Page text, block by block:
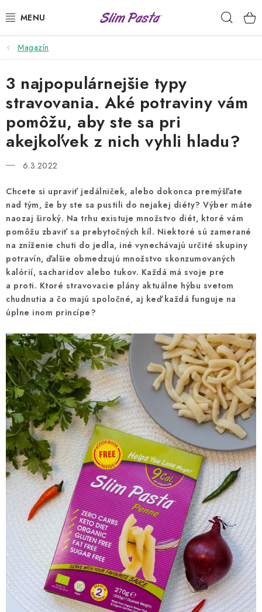
na
PRÍLOHY
HOTOVÉ JEDLÁ
DRESINGY
VÝHODNÉ BALÍČKY
USUI
DIÉTNE PLÁNY
RECEPTY
MAGAZÍN
KONTAKTY
DARČEKOVÉ POUKAZY
SLIM PASTA
Čo je Slim Pasta Naši ambasádori Vernostný program
Magazín
3 najpopulárnejšie typy
stravovania. Aké potraviny vám
pomôžu, aby ste sa pri
akejkoľvek z nich vyhli hladu?
6.3.2022
Chcete si upraviť jedálniček, alebo dokonca premýšľate
nad tým, že by ste sa pustili do nejakej diéty? Výber máte
naozaj široký. Na trhu existuje množstvo diét, ktoré vám
pomôžu zbaviť sa prebytočných kíl. Niektoré sú zamerané
na zníženie chuti do jedla, iné vynechávajú určité skupiny
potravín, ďalšie obmedzujú množstvo skonzumovaných
kalórií, sacharidov alebo tukov. Každá má svoje pre
a proti. Ktoré stravovacie plány aktuálne hýbu svetom
chudnutia a čo majú spoločné, aj keď každá funguje na
úplne inom princípe?